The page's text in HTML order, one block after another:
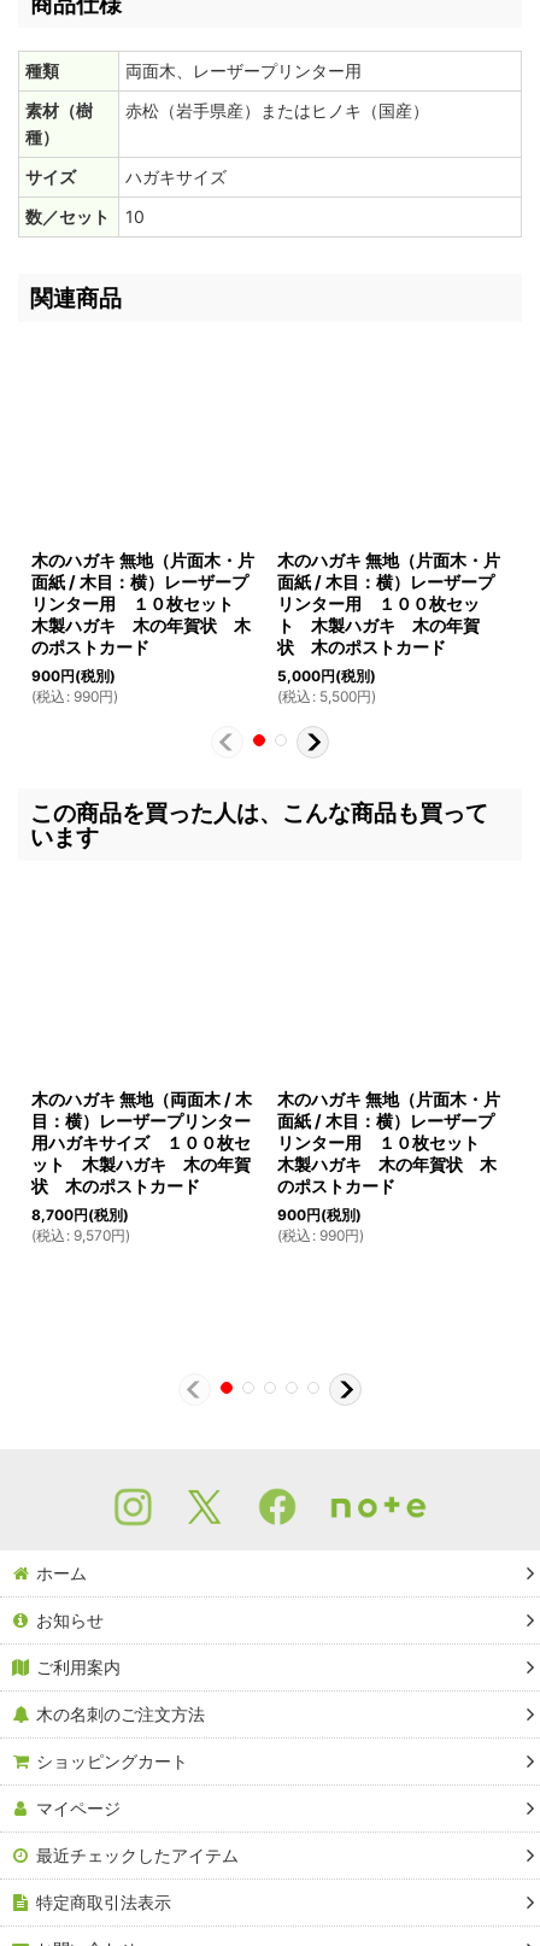
種類
両面木、レーザープリンター用
素材（樹
種）
赤松（岩手県産）またはヒノキ（国産）
サイズ
ハガキサイズ
数／セット
10
関連商品
木のハガキ 無地（片面木・片
面紙 / 木目：横）レーザープ
リンター用 １０枚セット
木製ハガキ 木の年賀状 木
のポストカード
900円(税別)
(税込 : 990円)
木のハガキ 無地（片面木・片
面紙 / 木目：横）レーザープ
リンター用 １００枚セッ
ト 木製ハガキ 木の年賀
状 木のポストカード
5,000円(税別)
(税込 : 5,500円)
この商品を買った人は、こんな商品も買って
います
木のハガキ 無地（両面木 / 木
目：横）レーザープリンター
用ハガキサイズ １００枚セ
ット 木製ハガキ 木の年賀
状 木のポストカード
8,700円(税別)
(税込 : 9,570円)
木のハガキ 無地（片面木・片
面紙 / 木目：横）レーザープ
リンター用 １０枚セット
木製ハガキ 木の年賀状 木
のポストカード
900円(税別)
(税込 : 990円)
ホーム
お知らせ
ご利用案内
木の名刺のご注文方法
ショッピングカート
マイページ
最近チェックしたアイテム
特定商取引法表示